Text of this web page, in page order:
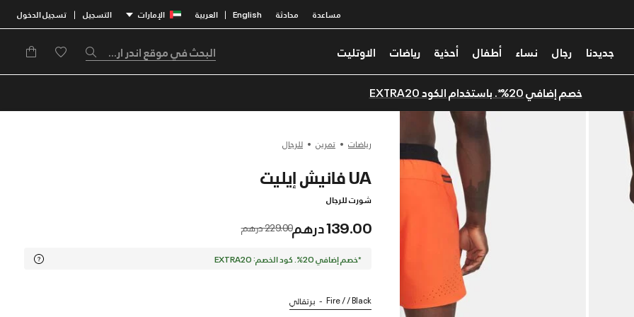
مساعدة محادثة English
| العربية الإمارات التسجيل | تسجيل الدخول
جديدنا رجال نساء أطفال أحذية رياضات الاوتليت
خصم إضافي 20%*. باستخدام الكود EXTRA20
رياضات تمرين للرجال
UA فانيش إيليت
شورت للرجال
139.00 درهم Price reduced from
229.00 درهم to
*خصم إضافي 20%. كود الخصم: EXTRA20
Fire / / Black برتقالي